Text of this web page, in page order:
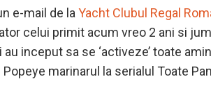
e-mail de la Yacht Clubul Regal
celui primit acum vreo 2 ani si
au inceput sa se ‘activeze’ toate
marinarul la serialul Toate